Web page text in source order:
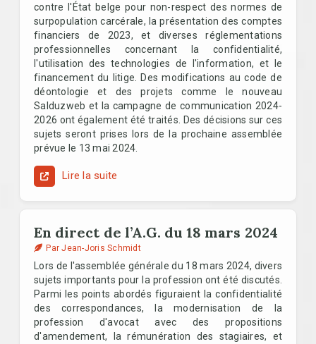
contre l'État belge pour non-respect des normes de
surpopulation carcérale, la présentation des comptes
financiers de 2023, et diverses réglementations
professionnelles concernant la confidentialité,
l'utilisation des technologies de l'information, et le
financement du litige. Des modifications au code de
déontologie et des projets comme le nouveau
Salduzweb et la campagne de communication 2024-
2026 ont également été traités. Des décisions sur ces
sujets seront prises lors de la prochaine assemblée
prévue le 13 mai 2024.
Lire la suite
En direct de l’A.G. du 18 mars 2024
Par Jean-Joris Schmidt
Lors de l'assemblée générale du 18 mars 2024, divers
sujets importants pour la profession ont été discutés.
Parmi les points abordés figuraient la confidentialité
des correspondances, la modernisation de la
profession d'avocat avec des propositions
d'amendement, la rémunération des stagiaires, et